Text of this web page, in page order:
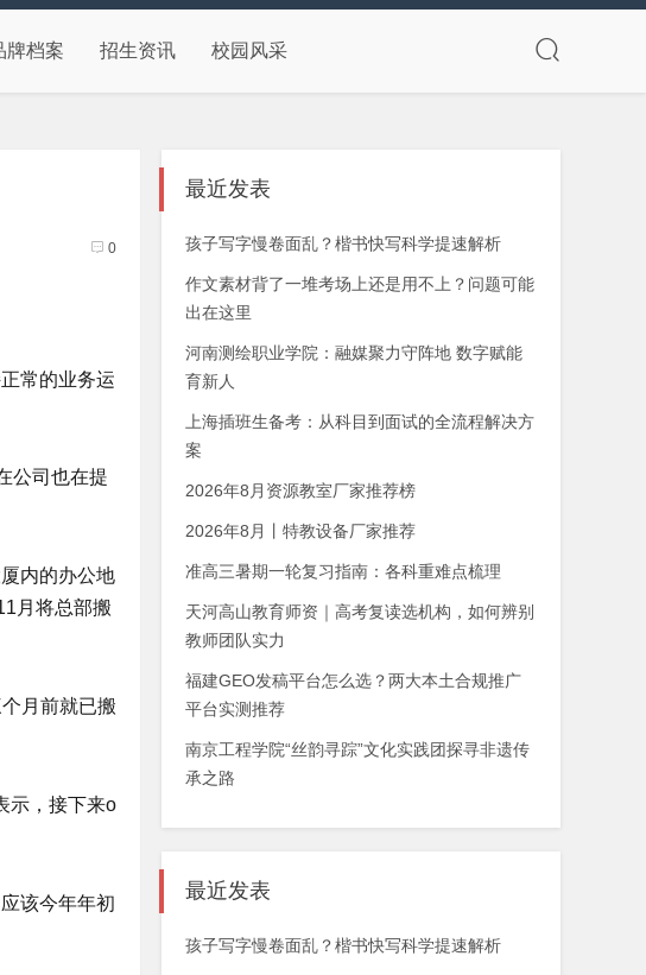
牌档案 招生资讯 校园风采
0
常的业务运
公司也在提
内的办公地
月将总部搬
月前就已搬
示，接下来o
该今年年初
最近发表
孩子写字慢卷面乱？楷书快写科学提速解析
作文素材背了一堆考场上还是用不上？问题可能
出在这里
河南测绘职业学院：融媒聚力守阵地 数字赋能
育新人
上海插班生备考：从科目到面试的全流程解决方
案
2026年8月资源教室厂家推荐榜
2026年8月丨特教设备厂家推荐
准高三暑期一轮复习指南：各科重难点梳理
天河高山教育师资｜高考复读选机构，如何辨别
教师团队实力
福建GEO发稿平台怎么选？两大本土合规推广
平台实测推荐
南京工程学院“丝韵寻踪”文化实践团探寻非遗传
承之路
最近发表
孩子写字慢卷面乱？楷书快写科学提速解析